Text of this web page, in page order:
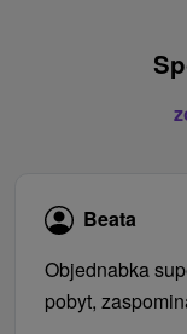
Beata
Objednabka
pobyt,